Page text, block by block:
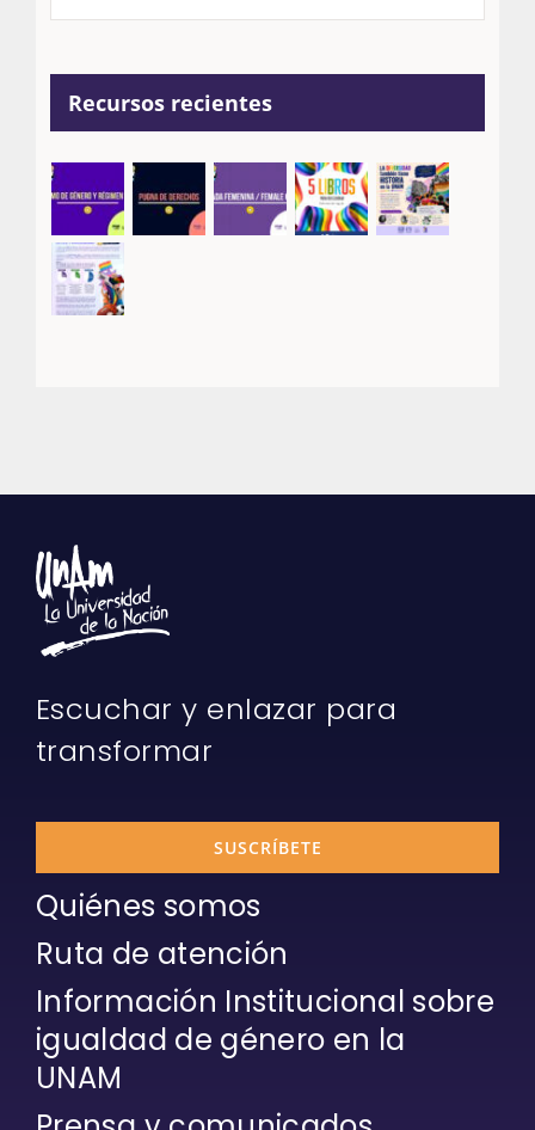
Recursos recientes
Escuchar y enlazar para
transformar
SUSCRÍBETE
Quiénes somos
Ruta de atención
Información Institucional sobre
igualdad de género en la
UNAM